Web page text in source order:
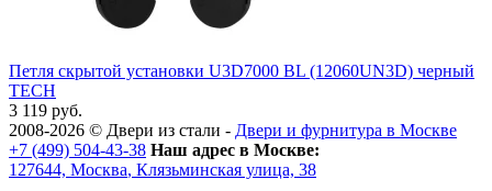
Петля скрытой установки U3D7000 BL (12060UN3D) черный
TECH
3 119 руб.
2008-2026 © Двери из стали - Двери и фурнитура в Москве
+7 (499) 504-43-38 Наш адрес в Москве:
127644, Москва, Клязьминская улица, 38